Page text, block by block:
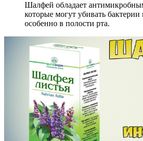
Шалфей обладает
которые могут убивать
особенно в полости рта.